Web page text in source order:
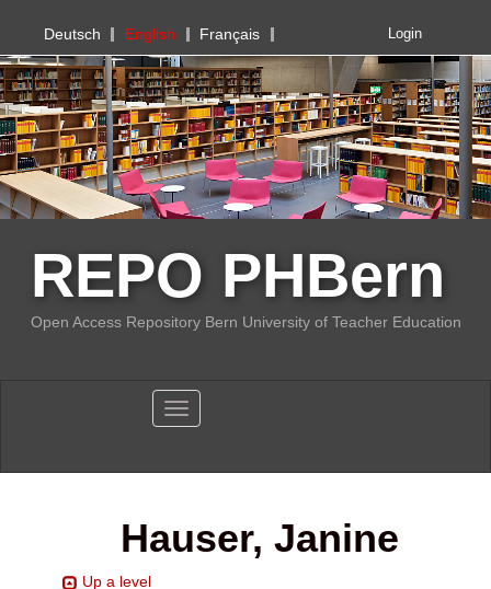
PHBern
Deutsch English Français Login
REPO PHBern
Open Access Repository Bern University of Teacher Education
Toggle navigation
Hauser, Janine
Up a level